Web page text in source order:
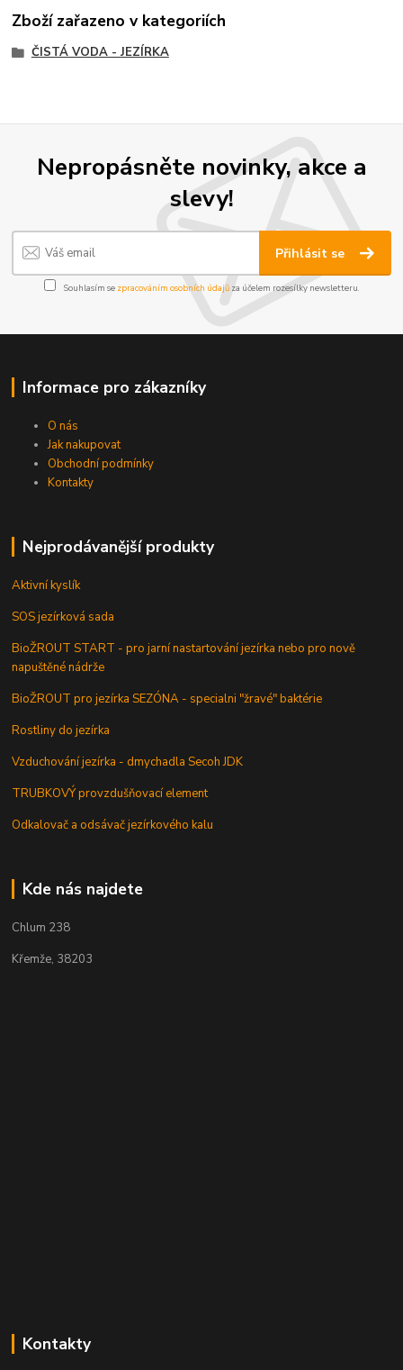
Zboží zařazeno v kategoriích
ČISTÁ VODA - JEZÍRKA
Nepropásněte novinky, akce a
slevy!
Přihlásit se
Souhlasím se zpracováním osobních údajůza účelem rozesílky newsletteru.
Informace pro zákazníky
O nás
Jak nakupovat
Obchodní podmínky
Kontakty
Nejprodávanější produkty
Aktivní kyslík
SOS jezírková sada
BioŽROUT START - pro jarní nastartování jezírka nebo pro nově
napuštěné nádrže
BioŽROUT pro jezírka SEZÓNA - specialni "žravé" baktérie
Rostliny do jezírka
Vzduchování jezírka - dmychadla Secoh JDK
TRUBKOVÝ provzdušňovací element
Odkalovač a odsávač jezírkového kalu
Kde nás najdete
Chlum 238
Křemže, 38203
Kontakty